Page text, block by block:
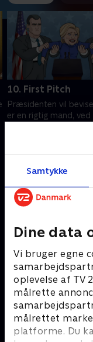
Samtykke
Dine data
Vi bruger egne
oplevelse af TV
målrette
målrettet
platforme. Du
10. First Pitch
Præsidenten vil
er en rigtig mand,
1. juli 2021 • 24 min
Andre så også
Robssons
Komedie • 1 sæsoner